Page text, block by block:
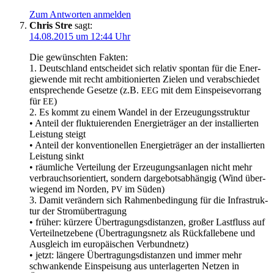
Zum Antworten anmelden
Chris Stre sagt:
14.08.2015 um 12:44 Uhr
Die gewünsch­ten Fakten:
1. Deutsch­land ent­schei­det sich rela­tiv spon­tan für die Ener­
gie­wen­de mit recht ambi­tio­nier­ten Zie­len und ver­ab­schie­det
ent­spre­chen­de Geset­ze (z.B. EEG mit dem Ein­spei­se­vor­rang
fürEE)
2. Es kommt zu einem Wan­del in der Erzeugungsstruktur
• Anteil der fluk­tu­ie­ren­den Ener­gie­trä­ger an der instal­lier­ten
Leis­tung steigt
• Anteil der kon­ven­tio­nel­len Ener­gie­trä­ger an der instal­lier­ten
Leis­tung sinkt
• räum­li­che Ver­tei­lung der Erzeu­gungs­an­la­gen nicht mehr
ver­brauchs­ori­en­tiert, son­dern dar­ge­bots­ab­hän­gig (Wind über­
wie­gend im Nor­den, PV im Süden)
3. Damit ver­än­dern sich Rah­men­be­din­gung für die Infra­struk­
tur der Stromübertragung
• frü­her: kür­ze­re Über­tra­gungs­di­stan­zen, gro­ßer Last­fluss auf
Ver­teil­netz­ebe­ne (Über­tra­gungs­netz als Rück­fal­l­e­be­ne und
Aus­gleich im euro­päi­schen Verbundnetz)
• jetzt: län­ge­re Über­tra­gungs­di­stan­zen und immer mehr
schwan­ken­de Ein­spei­sung aus unter­la­ger­ten Net­zen in